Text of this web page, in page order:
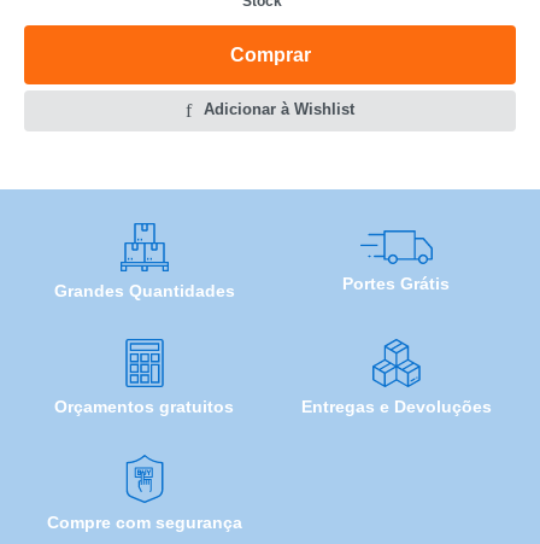
Comprar
Adicionar à Wishlist
Grandes Quantidades Portes Grátis
Orçamentos gratuitos Entregas e Devoluções
Compre com segurança